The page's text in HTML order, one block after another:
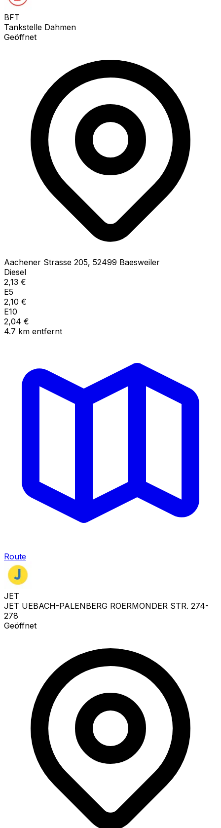
BFT
Tankstelle Dahmen
Geöffnet
Aachener Strasse 205, 52499 Baesweiler
Diesel
2,13 €
E5
2,10 €
E10
2,04 €
4.7 km entfernt
Route
JET
JET UEBACH-PALENBERG ROERMONDER STR. 274-
278
Geöffnet